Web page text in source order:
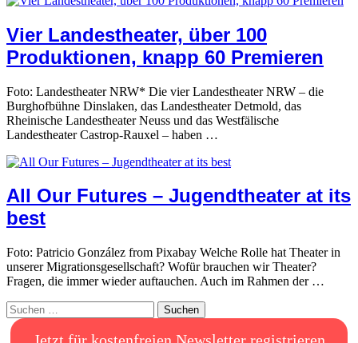
Vier Landestheater, über 100
Produktionen, knapp 60 Premieren
Foto: Landestheater NRW* Die vier Landestheater NRW – die
Burghofbühne Dinslaken, das Landestheater Detmold, das
Rheinische Landestheater Neuss und das Westfälische
Landestheater Castrop-Rauxel – haben …
All Our Futures – Jugendtheater at its
best
Foto: Patricio González from Pixabay Welche Rolle hat Theater in
unserer Migrationsgesellschaft? Wofür brauchen wir Theater?
Fragen, die immer wieder auftauchen. Auch im Rahmen der …
Suchen
nach: